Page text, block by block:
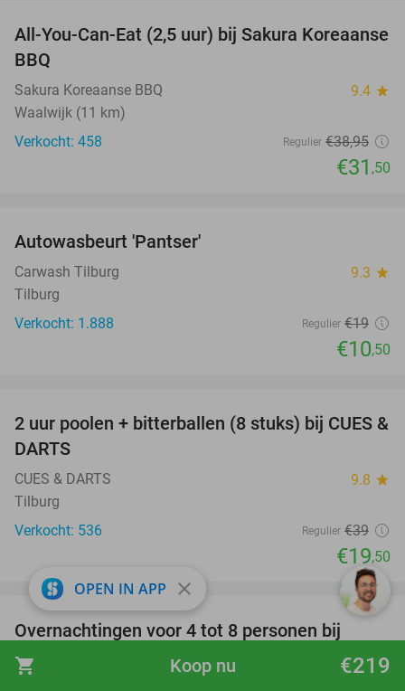
shopping_cart €219
Koop nu
19%
All-You-Can-Eat (2,5 uur) bij Sakura Koreaanse
BBQ
Sakura Koreaanse BBQ 9.4 star
Waalwijk (11 km)
Verkocht: 458
Regulier €38,95
€31 ,50
Autowasbeurt 'Pantser'
Carwash Tilburg 9.3 star
Tilburg
Verkocht: 1.888
Regulier €19
€10,50
50%
2 uur poolen + bitterballen (8 stuks) bij CUES &
DARTS
CUES & DARTS 9.8 star
Tilburg
Verkocht: 536
Regulier €39
€19,50
favorite_border
Overnachtingen voor 4 tot 8 personen bij
Sunparks Kempense Meren
OPEN IN APP close